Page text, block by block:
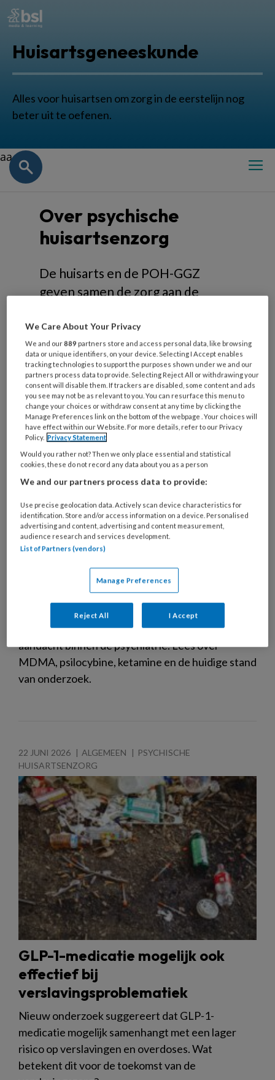
Huisartsgeneeskunde
Alles voor huisartsen om zorg in de eerstelijn nog
beter uit te oefenen.
aa
Over psychische
huisartsenzorg
De huisarts en de POH-GGZ
geven samen de zorg aan de
Lees meer
21 JULI 2026 ACHTERGROND
PSYCHISCHE
HUISARTSENZORG
Psychedelicatherapie
Psychedelicatherapie krijgt steeds meer
aandacht binnen de psychiatrie. Lees over
MDMA, psilocybine, ketamine en de huidige stand
van onderzoek.
22 JUNI 2026 ALGEMEEN
PSYCHISCHE
HUISARTSENZORG
GLP-1-medicatie mogelijk ook
effectief bij
verslavingsproblematiek
Nieuw onderzoek suggereert dat GLP-1-
medicatie mogelijk samenhangt met een lager
risico op verslavingen en overdoses. Wat
betekent dit voor de toekomst van de
We Care About Your Privacy
We and our889 partners store and access personal data, like browsing
data or unique identifiers, on your device. Selecting I Accept enables
tracking technologies to support the purposes shown under we and our
partners process data to provide. Selecting Reject All or withdrawing your
consent will disable them. If trackers are disabled, some content and ads
you see may not be as relevant to you. You can resurface this menu to
change your choices or withdraw consent at any time by clicking the
Manage Preferences link on the bottom of the webpage . Your choices will
have effect within our Website. For more details, refer to our Privacy
Policy. Privacy Statement
Would you rather not? Then we only place essential and statistical
cookies, these do not record any data about you as a person
We and our partners process data to provide:
Use precise geolocation data. Actively scan device characteristics for
identification. Store and/or access information on a device. Personalised
advertising and content, advertising and content measurement,
audience research and services development.
List of Partners (vendors)
Manage Preferences
Reject All I Accept